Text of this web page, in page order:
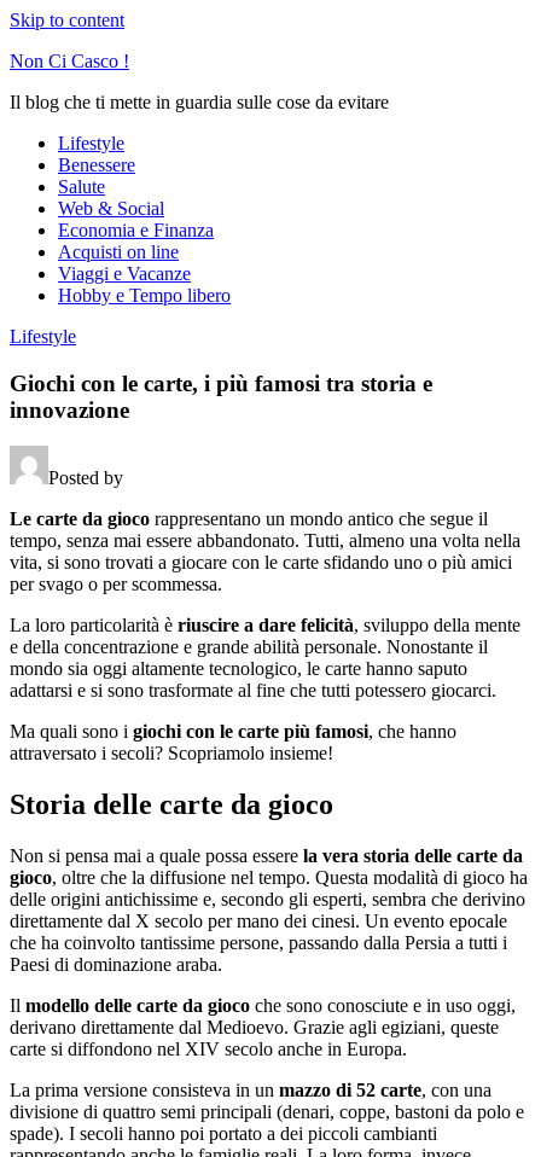
Skip to content
Non Ci Casco !
Il blog che ti mette in guardia sulle cose da evitare
Lifestyle
Benessere
Salute
Web & Social
Economia e Finanza
Acquisti on line
Viaggi e Vacanze
Hobby e Tempo libero
Lifestyle
Giochi con le carte, i più famosi tra storia e
innovazione
Posted by
Le carte da gioco rappresentano un mondo antico che segue il
tempo, senza mai essere abbandonato. Tutti, almeno una volta nella
vita, si sono trovati a giocare con le carte sfidando uno o più amici
per svago o per scommessa.
La loro particolarità è riuscire a dare felicità, sviluppo della mente
e della concentrazione e grande abilità personale. Nonostante il
mondo sia oggi altamente tecnologico, le carte hanno saputo
adattarsi e si sono trasformate al fine che tutti potessero giocarci.
Ma quali sono i giochi con le carte più famosi, che hanno
attraversato i secoli? Scopriamolo insieme!
Storia delle carte da gioco
Non si pensa mai a quale possa essere la vera storia delle carte da
gioco, oltre che la diffusione nel tempo. Questa modalità di gioco ha
delle origini antichissime e, secondo gli esperti, sembra che derivino
direttamente dal X secolo per mano dei cinesi. Un evento epocale
che ha coinvolto tantissime persone, passando dalla Persia a tutti i
Paesi di dominazione araba.
Il modello delle carte da gioco che sono conosciute e in uso oggi,
derivano direttamente dal Medioevo. Grazie agli egiziani, queste
carte si diffondono nel XIV secolo anche in Europa.
La prima versione consisteva in un mazzo di 52 carte, con una
divisione di quattro semi principali (denari, coppe, bastoni da polo e
spade). I secoli hanno poi portato a dei piccoli cambianti